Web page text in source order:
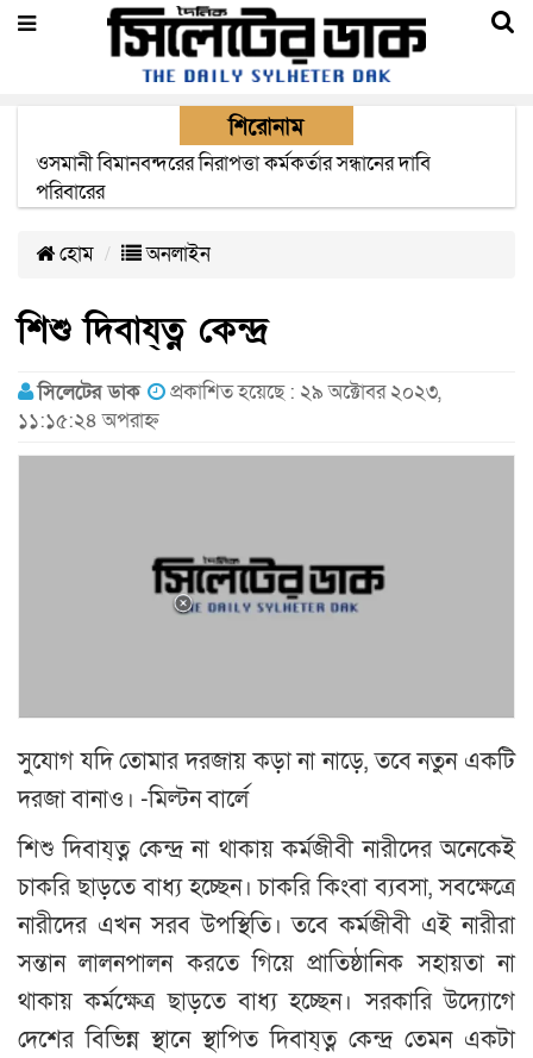
শিরোনাম
এক মাসের মধ্যে সিলেট-জাফলং রেললাইন নির্মাণ প্রকল্পের কাজ
দৃশ্যমান হবে- শ্রম মন্ত্রী
হোম অনলাইন
শিশু দিবায্ত্ন কেন্দ্র
সিলেটের ডাক
প্রকাশিত হয়েছে : ২৯ অক্টোবর ২০২৩,
১১:১৫:২৪ অপরাহ্ন
সুযোগ যদি তোমার দরজায় কড়া না নাড়ে, তবে নতুন একটি
দরজা বানাও। -মিল্টন বার্লে
শিশু দিবায্ত্ন কেন্দ্র না থাকায় কর্মজীবী নারীদের অনেকেই
চাকরি ছাড়তে বাধ্য হচ্ছেন। চাকরি কিংবা ব্যবসা, সবক্ষেত্রে
নারীদের এখন সরব উপস্থিতি। তবে কর্মজীবী এই নারীরা
সন্তান লালনপালন করতে গিয়ে প্রাতিষ্ঠানিক সহায়তা না
থাকায় কর্মক্ষেত্র ছাড়তে বাধ্য হচ্ছেন। সরকারি উদ্যোগে
দেশের বিভিন্ন স্থানে স্থাপিত দিবায্ত্ন কেন্দ্র তেমন একটা